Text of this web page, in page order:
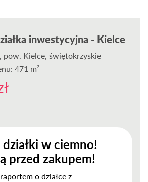
inwestycyjna - Kielce
pow. Kielce, świętokrzyskie
471 m²
w ciemno!
przed zakupem!
o działce z